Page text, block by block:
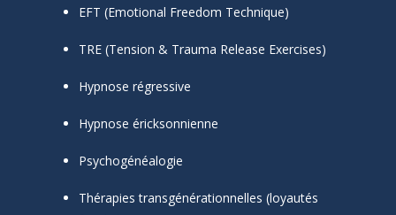
EFT (Emotional Freedom Technique)
TRE (Tension & Trauma Release Exercises)
Hypnose régressive
Hypnose éricksonnienne
Psychogénéalogie
Thérapies transgénérationnelles (loyautés